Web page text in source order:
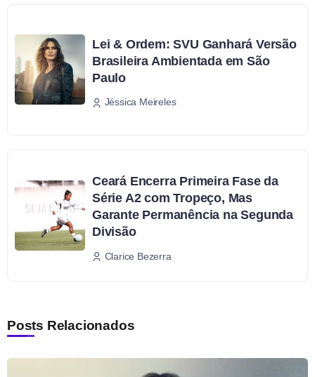
Lei & Ordem: SVU Ganhará Versão
Brasileira Ambientada em São
Paulo
Jéssica Meireles
Ceará Encerra Primeira Fase da
Série A2 com Tropeço, Mas
Garante Permanência na Segunda
Divisão
Clarice Bezerra
Posts Relacionados